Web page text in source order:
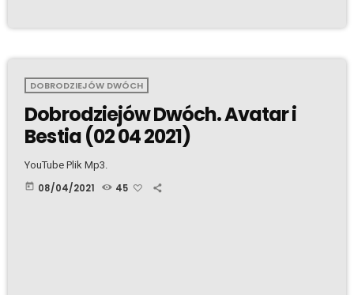
DOBRODZIEJÓW DWÓCH
Dobrodziejów Dwóch. Avatar i
Bestia (02 04 2021)
YouTube Plik Mp3.
today 08/04/2021 45